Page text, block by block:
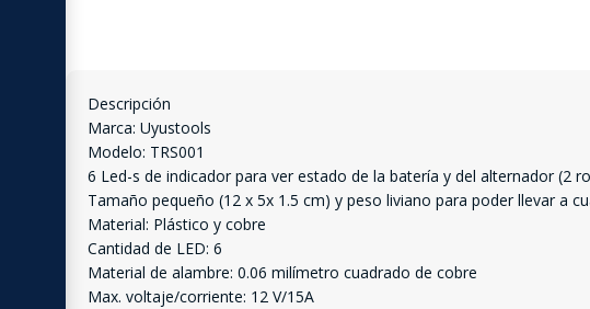
Descripción
Marca: Uyustools
Modelo: TRS001
6 Led-s de indicador para ver estado de la batería y del alternador (2
Tamaño pequeño (12 x 5x 1.5 cm) y peso liviano para poder llevar a
Material: Plástico y cobre
Cantidad de LED: 6
Material de alambre: 0.06 milímetro cuadrado de cobre
Max. voltaje/corriente: 12 V/15A